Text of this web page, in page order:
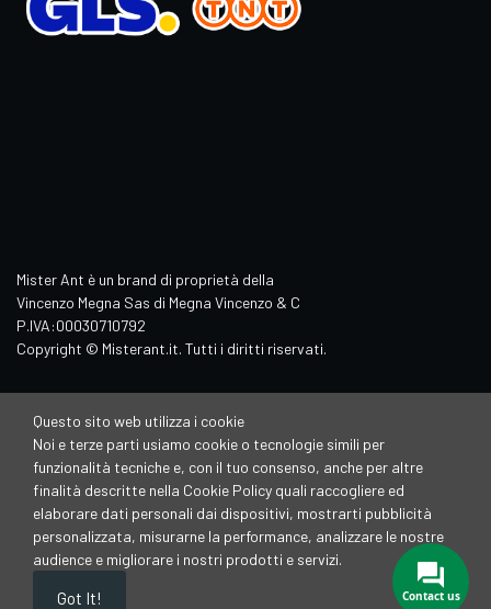
Mister Ant è un brand di proprietà della
Vincenzo Megna Sas di Megna Vincenzo & C
P.IVA:00030710792
Copyright © Misterant.it. Tutti i diritti riservati.
Questo sito web utilizza i cookie
Noi e terze parti usiamo cookie o tecnologie simili per
funzionalità tecniche e, con il tuo consenso, anche per altre
finalità descritte nella Cookie Policy quali raccogliere ed
elaborare dati personali dai dispositivi, mostrarti pubblicità
personalizzata, misurarne la performance, analizzare le nostre
audience e migliorare i nostri prodotti e servizi.
Got It! Contact us